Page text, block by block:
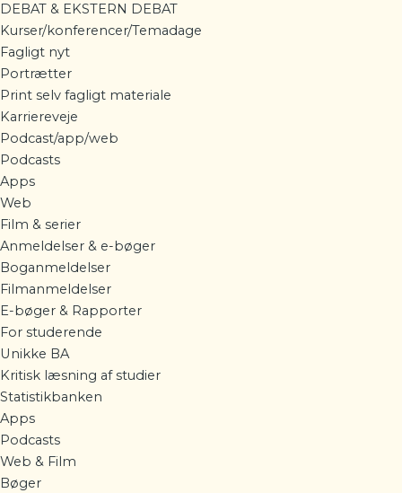
DEBAT & EKSTERN DEBAT
Kurser/konferencer/Temadage
Fagligt nyt
Portrætter
Print selv fagligt materiale
Karriereveje
Podcast/app/web
Podcasts
Apps
Web
Film & serier
Anmeldelser & e-bøger
Boganmeldelser
Filmanmeldelser
E-bøger & Rapporter
For studerende
Unikke BA
Kritisk læsning af studier
Statistikbanken
Apps
Podcasts
Web & Film
Bøger